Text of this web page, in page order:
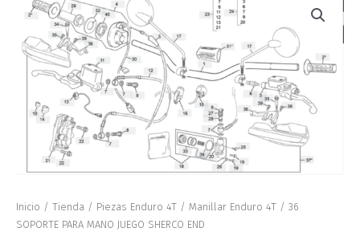
Inicio / Tienda / Piezas Enduro 4T / Manillar Enduro 4T / 36
SOPORTE PARA MANO JUEGO SHERCO END
SOPORTE
MANO
JUEGO
cantidad